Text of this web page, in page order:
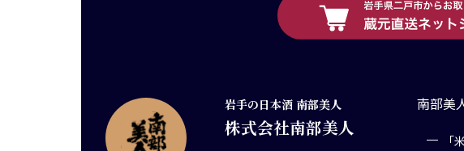
岩手の日本酒 南部美人
株式会社南部美人
南部美
「